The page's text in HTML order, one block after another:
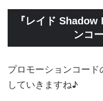
『レイド
ンコ
プロモーションコー
していきますね♪